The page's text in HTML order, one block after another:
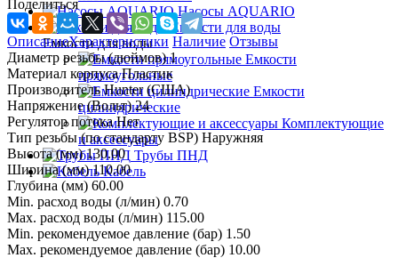
Насосы AQUARIO
Емкости для воды
Емкости для воды
Емкости
прямоугольные
Емкости
цилиндрические
Комплектующие
и аксессуары
Трубы ПНД
Кабель
Поделиться
ОписаниеХарактеристики Наличие Отзывы
Диаметр резьбы (дюймов) 1
Материал корпуса Пластик
Производитель Hunter (США)
Напряжение (Вольт) 24
Регулятор потока Нет
Тип резьбы (по стандарту BSP) Наружняя
Высота (мм) 130.00
Ширина (мм) 110.00
Глубина (мм) 60.00
Min. расход воды (л/мин) 0.70
Max. расход воды (л/мин) 115.00
Min. рекомендуемое давление (бар) 1.50
Max. рекомендуемое давление (бар) 10.00